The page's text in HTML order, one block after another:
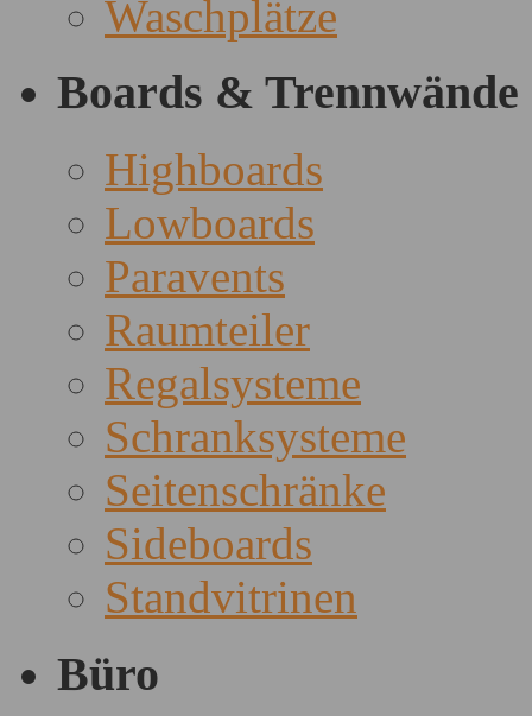
Waschplätze
Boards & Trennwände
Highboards
Lowboards
Paravents
Raumteiler
Regalsysteme
Schranksysteme
Seitenschränke
Sideboards
Standvitrinen
Büro